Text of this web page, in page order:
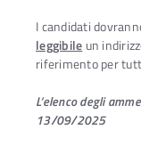
I candidati
leggibile un
riferimento per
L’elenco degli
13/09/2025